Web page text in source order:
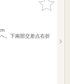
りに追加
。下南部交差点右折